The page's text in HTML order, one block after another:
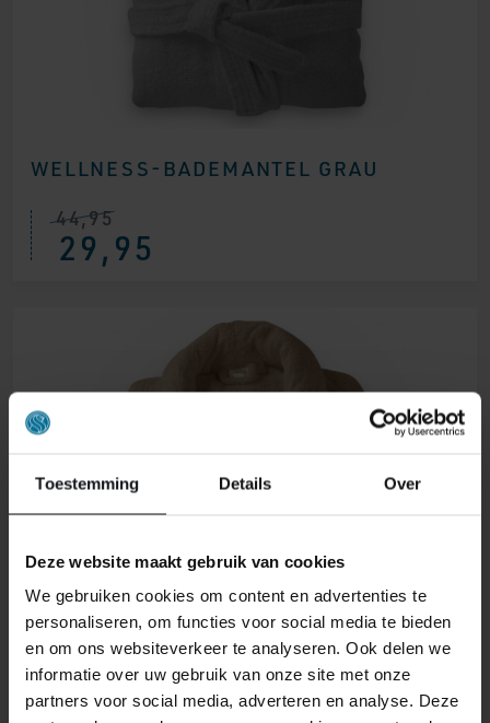
Toestemming Details Over
Deze website maakt gebruik van cookies
We gebruiken cookies om content en advertenties te
personaliseren, om functies voor social media te bieden
en om ons websiteverkeer te analyseren. Ook delen we
informatie over uw gebruik van onze site met onze
partners voor social media, adverteren en analyse. Deze
WELLNESS-BADEMANTEL GRAU
44,95
29,95
WELLNESS BADEMANTEL TAUPE